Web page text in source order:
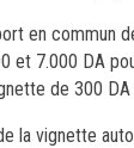
en commun
et 7.000 DA
de 300
la vignette